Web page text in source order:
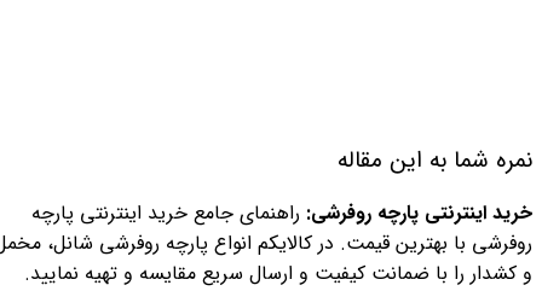
نمره شما به این مقاله
خرید اینترنتی پارچه روفرشی: راهنمای جامع خرید اینترنتی پارچه
روفرشی با بهترین قیمت. در کالایکم انواع پارچه روفرشی شانل،
و کشدار را با ضمانت کیفیت و ارسال سریع مقایسه و تهیه نمایید.